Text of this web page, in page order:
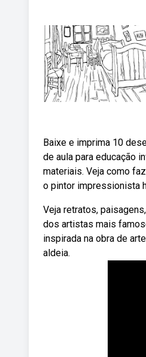
Baixe e imprima 10
de aula para educação
materiais. Veja como
o pintor impressionista
Veja retratos,
dos artistas mais
inspirada na obra de
aldeia.